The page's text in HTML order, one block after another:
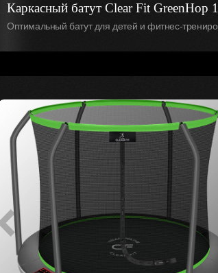
Каркасный батут Clear Fit GreenHop
Оптимальный батут для детей и фитнес-